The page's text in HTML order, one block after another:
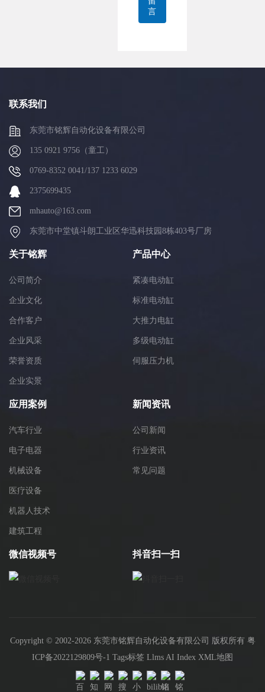
言
联系我们
东莞市铭辉自动化设备有限公司
135 0921 9756（童工）
0769-8352 0041/137 1233 6029
2375699435
mhauto@163.com
东莞市中堂镇斗朗工业区华迅科技园8栋403号厂房
关于铭辉
公司简介
企业文化
合作客户
企业风采
荣誉资质
企业实景
产品中心
紧凑电动缸
标准电动缸
大推力电缸
多级电动缸
伺服压力机
应用案例
汽车行业
电子电器
机械设备
医疗设备
机器人技术
建筑工程
新闻资讯
公司新闻
行业资讯
常见问题
微信视频号 抖音扫一扫
Copyright © 2002-2026 东莞市铭辉自动化设备有限公司 版权所有 粤
ICP备2022129809号-1 Tags标签 Llms AI Index XML地图